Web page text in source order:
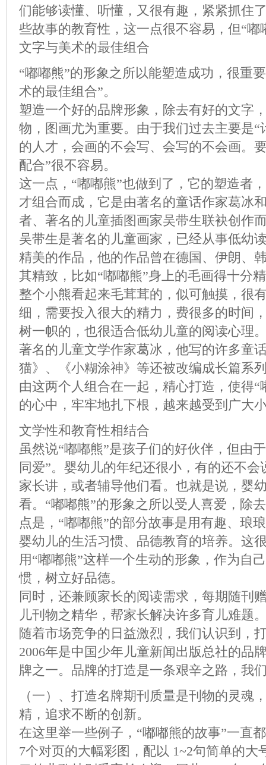
们能够读懂、听懂，又很有趣，紧紧抓住
些故事的教育性，这一点很不容易，但“嘟
文字与美术的最佳组合
“嘟嘟熊”的形象之所以能塑造成功，很重
术的最佳组合”。
塑造一个好的品牌形象，除去有好的文字
物，图画尤为重要。由于我们过去主要是
的人才，会画的不会写、会写的不会画。
配合”很不容易。
这一点，“嘟嘟熊”也做到了，它的塑造者
才组合而成，它是由著名的童话作家葛冰
者、著名的儿童插图画家吴带生联袂创作
吴带生是著名的儿童画家，已经从事低幼
精美的作品，他的作品曾在德国、伊朗、
其精致，比如“嘟嘟熊”身上的毛画得十分
整个小熊看起来毛茸茸的，似可触摸，很
细，需要投入很大的精力，费很多的时间
树一帜的，也很适合低幼儿童的阅读心理
著名的儿童文学作家葛冰，他写的许多童
猫》、《小糊涂神》等还被改编成长篇系
由这两个人组合在一起，精心打造，使得
的心中，牢牢地扎下根，越来越受到广大
文学性和教育性相结合
虽然说“嘟嘟熊”是孩子们的好伙伴，但由
同爱”。婴幼儿的年纪还很小，有的还不
家长讲，或者辅导他们看。也就是说，婴
看。“嘟嘟熊”的形象之所以受人喜爱，除
点是，“嘟嘟熊”的部分故事是用有趣、琅
婴幼儿的生活习惯、品德教育的培养。这
用“嘟嘟熊”这样一个生动的形象，作为自
惯，树立好品德。
同时，还兼顾家长的阅读需求，每期随刊
儿刊物之精华，帮家长解决许多育儿难题
随着市场竞争的日益激烈，我们认识到，
2006年是中国少年儿童新闻出版总社的品
牌之一。品牌的打造是一条艰辛之路，我
（一）、打造名牌期刊质量是刊物的灵魂
精，追求不断的创新。
在这里举一些例子，“嘟嘟熊的故事”一直
7个对页的大幅彩图，配以 1~2句简单的